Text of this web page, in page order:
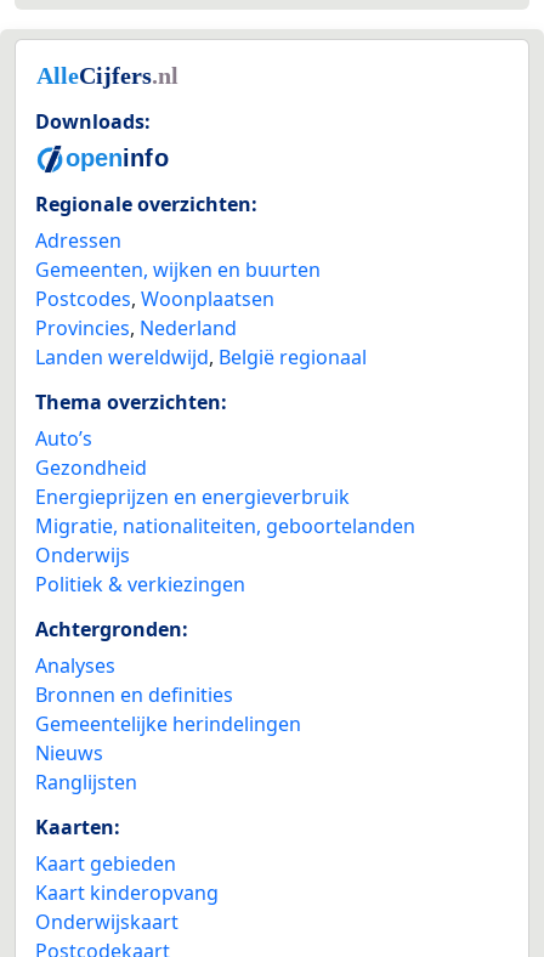
Downloads:
Regionale overzichten:
Adressen
Gemeenten, wijken en buurten
Postcodes, Woonplaatsen
Provincies, Nederland
Landen wereldwijd, België regionaal
Thema overzichten:
Auto’s
Gezondheid
Energieprijzen en energieverbruik
Migratie, nationaliteiten, geboortelanden
Onderwijs
Politiek & verkiezingen
Achtergronden:
Analyses
Bronnen en definities
Gemeentelijke herindelingen
Nieuws
Ranglijsten
Kaarten:
Kaart gebieden
Kaart kinderopvang
Onderwijskaart
Postcodekaart